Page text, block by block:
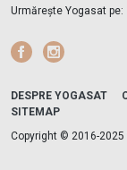
Urmărește Yogasat pe:
Facebook
DESPRE YOGASAT
SITEMAP
Copyright © 2016-2025